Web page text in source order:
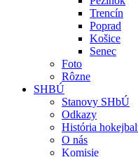
Trencín
Poprad
Košice
Senec
Foto
Rôzne
SHBÚ
Stanovy SHbÚ
Odkazy
História
O nás
Komisie